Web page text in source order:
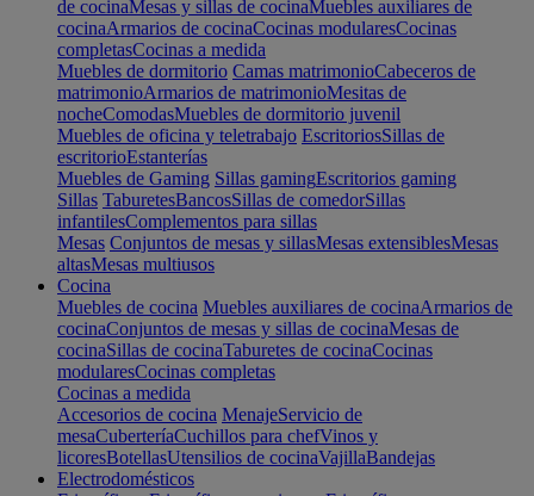
de cocinaMesas y sillas de cocinaMuebles auxiliares de
cocinaArmarios de cocinaCocinas modularesCocinas
completasCocinas a medida
Muebles de dormitorio Camas matrimonioCabeceros de
matrimonioArmarios de matrimonioMesitas de
nocheComodasMuebles de dormitorio juvenil
Muebles de oficina y teletrabajo EscritoriosSillas de
escritorioEstanterías
Muebles de Gaming Sillas gamingEscritorios gaming
Sillas TaburetesBancosSillas de comedorSillas
infantilesComplementos para sillas
Mesas Conjuntos de mesas y sillasMesas extensiblesMesas
altasMesas multiusos
Cocina
Muebles de cocina Muebles auxiliares de cocinaArmarios de
cocinaConjuntos de mesas y sillas de cocinaMesas de
cocinaSillas de cocinaTaburetes de cocinaCocinas
modularesCocinas completas
Cocinas a medida
Accesorios de cocina MenajeServicio de
mesaCuberteríaCuchillos para chefVinos y
licoresBotellasUtensilios de cocinaVajillaBandejas
Electrodomésticos